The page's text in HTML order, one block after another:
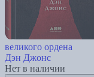
великого ордена
Дэн Джонс
Нет в наличии